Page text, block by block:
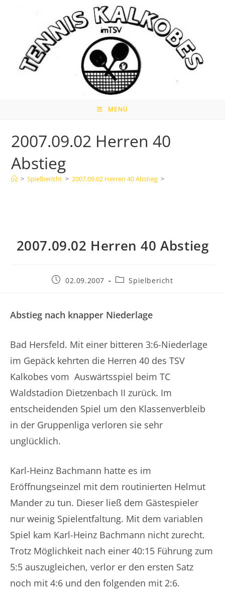
MENÜ
2007.09.02 Herren 40
Abstieg
> Spielbericht > 2007.09.02 Herren 40 Abstieg >
2007.09.02 Herren 40 Abstieg
Beitrag02.09.2007
Beitrags-
Spielbericht
Abstieg nach knapper Niederlage
Bad Hersfeld. Mit einer bitteren 3:6-Niederlage
im Gepäck kehrten die Herren 40 des TSV
Kalkobes vom Auswärtsspiel beim TC
Waldstadion Dietzenbach II zurück. Im
entscheidenden Spiel um den Klassenverbleib
in der Gruppenliga verloren sie sehr
unglücklich.
Karl-Heinz Bachmann hatte es im
Eröffnungseinzel mit dem routinierten Helmut
Mander zu tun. Dieser ließ dem Gästespieler
nur weinig Spielentfaltung. Mit dem variablen
Spiel kam Karl-Heinz Bachmann nicht zurecht.
Trotz Möglichkeit nach einer 40:15 Führung zum
5:5 auszugleichen, verlor er den ersten Satz
noch mit 4:6 und den folgenden mit 2:6.